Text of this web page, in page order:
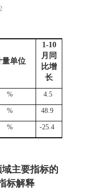
量单位
1-10
月同
比增
长
% 4.5
% 48.9
% -25.4
域主要指标的
标解释